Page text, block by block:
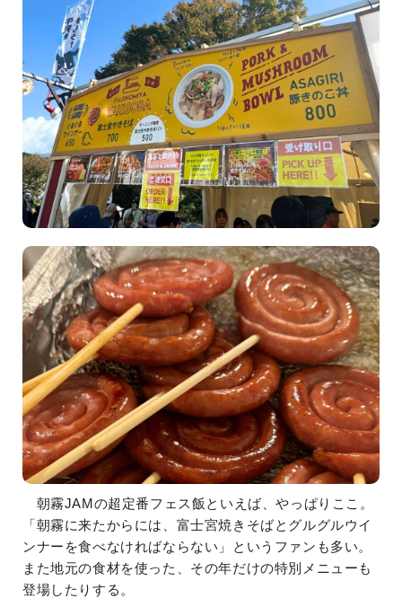
朝霧JAMの超定番フェス飯といえば、やっぱりここ。
「朝霧に来たからには、富士宮焼きそばとグルグルウイ
ンナーを食べなければならない」というファンも多い。
また地元の食材を使った、その年だけの特別メニューも
登場したりする。